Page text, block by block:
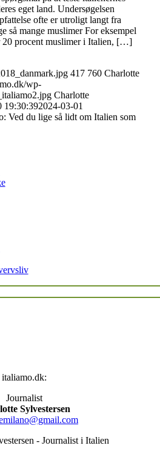
eget land. Undersøgelsen
ofte er utroligt langt fra
så mange muslimer For eksempel
20 procent muslimer i Italien, […]
417 760 Charlotte
wp-
Charlotte
19:30:392024-03-01
Ved du lige så lidt om Italien som
italiamo.dk:
Journalist
Sylvestersen